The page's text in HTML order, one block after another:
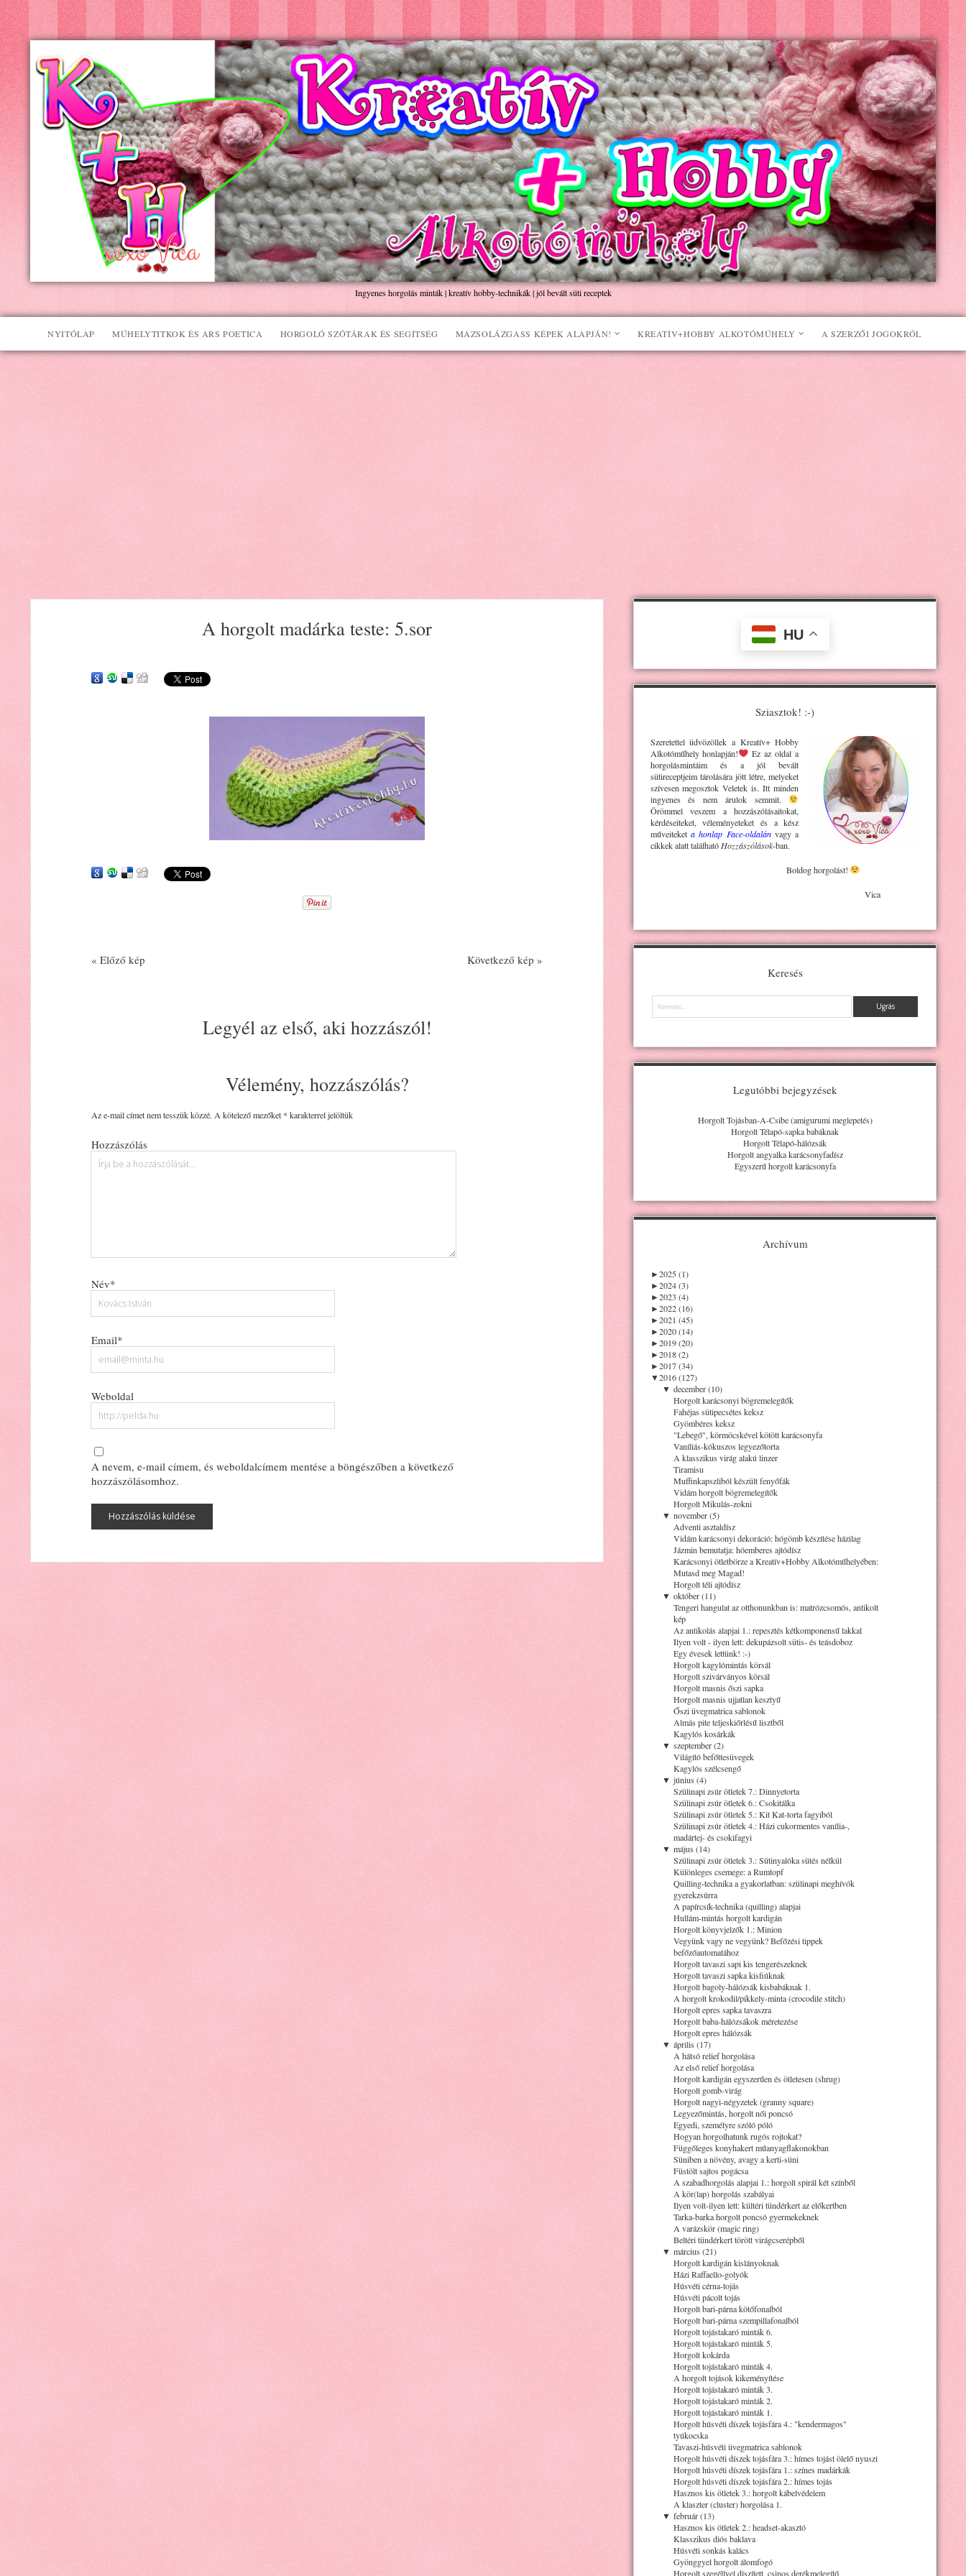
Kreatív+Hobby
Alkotóműhely
Ingyenes horgolás minták | kreatív hobby-technikák | jól bevált süti receptek
NYITÓLAP MŰHELYTITKOK ÉS ARS POETICA HORGOLÓ SZÓTÁRAK ÉS SEGÍTSÉG MAZSOLÁZGASS KÉPEK ALAPJÁN! KREATÍV+HOBBY ALKOTÓMŰHELY A SZERZŐI JOGOKRÓL
A horgolt madárka teste: 5.sor
« Előző kép Következő kép »
Legyél az első, aki hozzászól!
Vélemény, hozzászólás?
Az e-mail címet nem tesszük közzé. A kötelező mezőket * karakterrel jelöltük
Hozzászólás
Név*
Email*
Weboldal
A nevem, e-mail címem, és weboldalcímem mentése a böngészőben a következő
hozzászólásomhoz.
HU
Sziasztok! :-)
Szeretettel üdvözöllek a Kreatív+ Hobby
Alkotóműhelyhonlapján!
Ez az oldal a
horgolásmintáim és a jól bevált
sütireceptjeim tárolására jött létre, melyeket
szívesen megosztok Veletek is. Itt minden
ingyenes és nem árulok semmit.
Örömmel veszem a hozzászólásaitokat,
kérdéseiteket, véleményeteket és a kész
műveiteket a honlap Face-oldalánvagy a
cikkek alatt található Hozzászólások-ban.
Boldog horgolást!
Vica
Keresés
Keresés
Legutóbbi bejegyzések
Horgolt Tojásban-A-Csibe (amigurumi meglepetés)
Horgolt Télapó-sapka babáknak
Horgolt Télapó-hálózsák
Horgolt angyalka karácsonyfadísz
Egyszerű horgolt karácsonyfa
Archívum
►2025 (1)
►2024 (3)
►2023 (4)
►2022 (16)
►2021 (45)
►2020 (14)
►2019 (20)
►2018 (2)
►2017 (34)
▼2016 (127)
▼ december (10)
Horgolt karácsonyi bögremelegítők
Fahéjas sütipecsétes keksz
Gyömbéres keksz
"Lebegő", körmöcskével kötött karácsonyfa
Vaníliás-kókuszos legyezőtorta
A klasszikus virág alakú linzer
Tiramisu
Muffinkapszliból készült fenyőfák
Vidám horgolt bögremelegítők
Horgolt Mikulás-zokni
▼ november (5)
Adventi asztaldísz
Vidám karácsonyi dekoráció: hógömb készítése házilag
Jázmin bemutatja: hóemberes ajtódísz
Karácsonyi ötletbörze a Kreatív+Hobby Alkotóműhelyében:
Mutasd meg Magad!
Horgolt téli ajtódísz
▼ október (11)
Tengeri hangulat az otthonunkban is: matrózcsomós, antikolt
kép
Az antikolás alapjai 1.: repesztés kétkomponensű lakkal
Ilyen volt - ilyen lett: dekupázsolt sütis- és teásdoboz
Egy évesek lettünk! :-)
Horgolt kagylómintás körsál
Horgolt szivárványos körsál
Horgolt masnis őszi sapka
Horgolt masnis ujjatlan kesztyű
Őszi üvegmatrica sablonok
Almás pite teljeskiőrlésű lisztből
Kagylós kosárkák
▼ szeptember (2)
Világító befőttesüvegek
Kagylós szélcsengő
▼ június (4)
Szülinapi zsúr ötletek 7.: Dinnyetorta
Szülinapi zsúr ötletek 6.: Csokitálka
Szülinapi zsúr ötletek 5.: Kit Kat-torta fagyiból
Szülinapi zsúr ötletek 4.: Házi cukormentes vanília-,
madártej- és csokifagyi
▼ május (14)
Szülinapi zsúr ötletek 3.: Sütinyalóka sütés nélkül
Különleges csemege: a Rumtopf
Quilling-technika a gyakorlatban: szülinapi meghívók
gyerekzsúrra
A papírcsík-technika (quilling) alapjai
Hullám-mintás horgolt kardigán
Horgolt könyvjelzők 1.: Minion
Vegyünk vagy ne vegyünk? Befőzési tippek
befőzőautomatához
Horgolt tavaszi sapi kis tengerészeknek
Horgolt tavaszi sapka kisfiúknak
Horgolt bagoly-hálózsák kisbabáknak 1.
A horgolt krokodil/pikkely-minta (crocodile stitch)
Horgolt epres sapka tavaszra
Horgolt baba-hálózsákok méretezése
Horgolt epres hálózsák
▼ április (17)
A hátsó relief horgolása
Az első relief horgolása
Horgolt kardigán egyszerűen és ötletesen (shrug)
Horgolt gomb-virág
Horgolt nagyi-négyzetek (granny square)
Legyezőmintás, horgolt női poncsó
Egyedi, személyre szóló póló
Hogyan horgolhatunk rugós rojtokat?
Függőleges konyhakert műanyagflakonokban
Süniben a növény, avagy a kerti-süni
Füstölt sajtos pogácsa
A szabadhorgolás alapjai 1.: horgolt spirál két színből
A kör(lap) horgolás szabályai
Ilyen volt-ilyen lett: kültéri tündérkert az előkertben
Tarka-barka horgolt poncsó gyermekeknek
A varázskör (magic ring)
Beltéri tündérkert törött virágcserépből
▼ március (21)
Horgolt kardigán kislányoknak
Házi Raffaello-golyók
Húsvéti cérna-tojás
Húsvéti pácolt tojás
Horgolt bari-párna kötőfonalból
Horgolt bari-párna szempillafonalból
Horgolt tojástakaró minták 6.
Horgolt tojástakaró minták 5.
Horgolt kokárda
Horgolt tojástakaró minták 4.
A horgolt tojások kikeményítése
Horgolt tojástakaró minták 3.
Horgolt tojástakaró minták 2.
Horgolt tojástakaró minták 1.
Horgolt húsvéti díszek tojásfára 4.: "kendermagos"
tyúkocska
Tavaszi-húsvéti üvegmatrica sablonok
Horgolt húsvéti díszek tojásfára 3.: hímes tojást ölelő nyuszi
Horgolt húsvéti díszek tojásfára 1.: színes madárkák
Horgolt húsvéti díszek tojásfára 2.: hímes tojás
Hasznos kis ötletek 3.: horgolt kábelvédelem
A klaszter (cluster) horgolása 1.
▼ február (13)
Hasznos kis ötletek 2.: headset-akasztó
Klasszikus diós baklava
Húsvéti sonkás kalács
Gyönggyel horgolt álomfogó
Horgolt szegéllyel díszített, csinos derékmelegítő